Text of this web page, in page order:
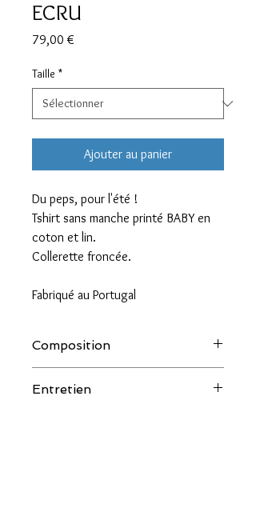
ECRU
79,00 €
Taille *
Ajouter au panier
Du peps, pour l'été !
Tshirt sans manche printé BABY en
coton et lin.
Collerette froncée.
Fabriqué au Portugal
Composition
70% coton, 30% lin.
Entretien